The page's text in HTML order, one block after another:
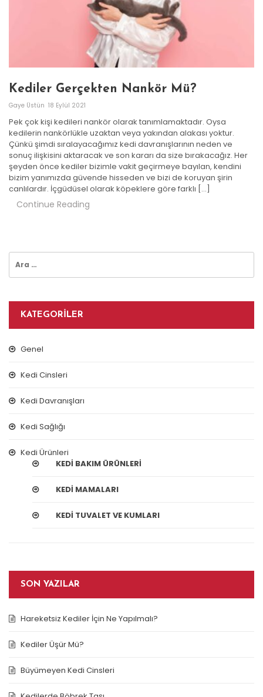
Kediler Gerçekten Nankör Mü?
Gaye Üstün 18 Eylül 2021
Pek çok kişi kedileri nankör olarak tanımlamaktadır. Oysa
kedilerin nankörlükle uzaktan veya yakından alakası yoktur.
Çünkü şimdi sıralayacağımız kedi davranışlarının neden ve
sonuç ilişkisini aktaracak ve son kararı da size bırakacağız. Her
şeyden önce kediler bizimle vakit geçirmeye bayılan, kendini
bizim yanımızda güvende hisseden ve bizi de koruyan şirin
canlılardır. İçgüdüsel olarak köpeklere göre farklı […]
Continue Reading
Arama:
KATEGORILER
Genel
Kedi Cinsleri
Kedi Davranışları
Kedi Sağlığı
Kedi Ürünleri
KEDI BAKIM ÜRÜNLERI
KEDI MAMALARI
KEDI TUVALET VE KUMLARI
SON YAZILAR
Hareketsiz Kediler İçin Ne Yapılmalı?
Kediler Üşür Mü?
Büyümeyen Kedi Cinsleri